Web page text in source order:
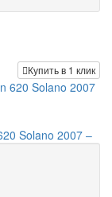
Купить в 1 клик
Solano 2007 –